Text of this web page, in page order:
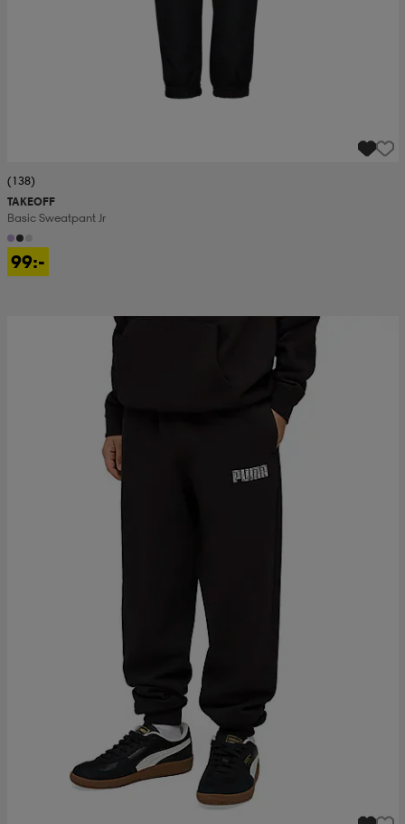
(138)
TAKEOFF
Basic Sweatpant Jr
99:-